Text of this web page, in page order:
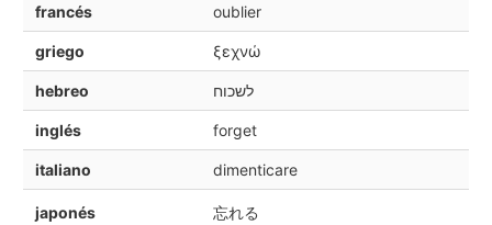
francés oublier
griego ξεχνώ
hebreo לשכוח
inglés forget
italiano dimenticare
japonés 忘れる